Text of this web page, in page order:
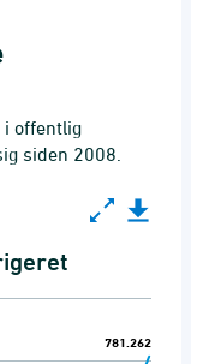
offentlig
siden 2008.
781.262
781.262